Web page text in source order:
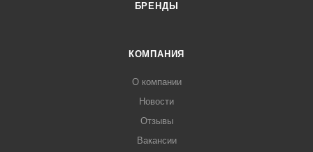
БРЕНДЫ
КОМПАНИЯ
О компании
Новости
Отзывы
Вакансии